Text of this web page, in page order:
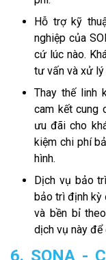
Hỗ trợ kỹ
nghiệp của
cứ lúc nào.
tư vấn và xử
Thay thế linh
cam kết cung
ưu đãi cho
kiệm chi phí
hình.
Dịch vụ bảo
bảo trì định kỳ
và bền bỉ
dịch vụ này
6. SONA -